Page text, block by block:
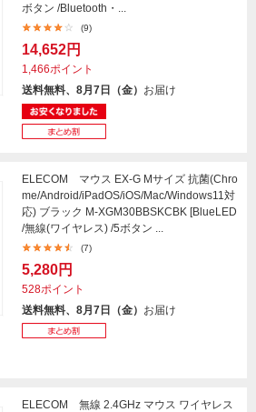
ボタン /Bluetooth・...
(9)
14,652円
1,466ポイント
送料無料、8月7日（金） お届け
ELECOM マウス EX-G Mサイズ 抗菌(Chro
me/Android/iPadOS/iOS/Mac/Windows11対
応) ブラック M-XGM30BBSKCBK [BlueLED
/無線(ワイヤレス) /5ボタン ...
(7)
5,280円
528ポイント
送料無料、8月7日（金） お届け
ELECOM 無線 2.4GHz マウス ワイヤレス